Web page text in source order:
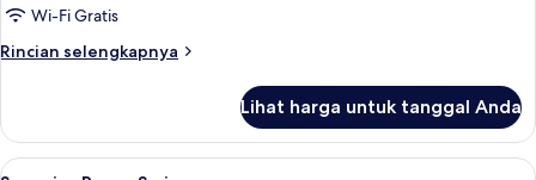
Wi-Fi Gratis
Rincian selengkapnya
Rincian
Kamar
Superior,
Lihat harga untuk tanggal Anda
Lihat
Seprai premium, minibar gratis,